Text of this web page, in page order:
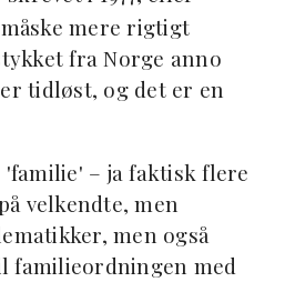
måske mere rigtigt
fra Norge anno
er tidløst, og det er en
– ja faktisk flere
velkendte, men
men også
familieordningen med